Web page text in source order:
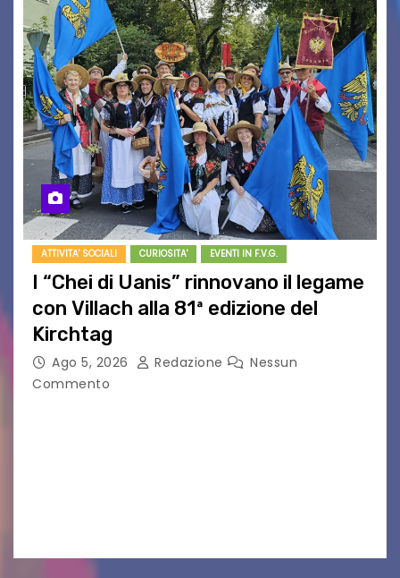
ATTIVITA' SOCIALI CURIOSITA' EVENTI IN F.V.G.
I “Chei di Uanis” rinnovano il legame
con Villach alla 81ª edizione del
Kirchtag
Ago 5, 2026 Redazione
Nessun
Commento